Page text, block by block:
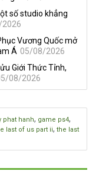
số studio khẳng
Vương Quốc mở
Á 05/08/2026
Giới Thức Tỉnh,
08/2026
phat hanh, game ps4,
last of us part ii, the last